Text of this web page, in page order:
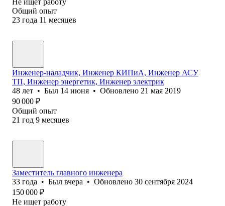
Общий опыт
23 года 11 месяцев
Инженер-наладчик, Инженер КИПиА, Инженер АСУ
ТП, Инженер энергетик, Инженер электрик
48 лет • Был 14 июня • Обновлено 21 мая 2019
90 000 ₽
Общий опыт
21 год 9 месяцев
Заместитель главного инженера
33 года • Был вчера • Обновлено 30 сентября 2024
150 000 ₽
Не ищет работу